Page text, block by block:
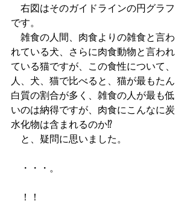
右図はそのガイドラインの円グラフ
です。
雑食の人間、肉食よりの雑食と言わ
れている犬、さらに肉食動物と言われ
ている猫ですが、この食性について、
人、犬、猫で比べると、猫が最もたん
白質の割合が多く、雑食の人が最も低
いのは納得ですが、肉食にこんなに炭
水化物は含まれるのか⁉
と、疑問に思いました。
・・・。
！！